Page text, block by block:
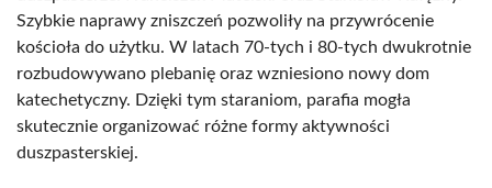
Szybkie naprawy zniszczeń pozwoliły na przywrócenie
kościoła do użytku. W latach 70-tych i 80-tych dwukrotnie
rozbudowywano plebanię oraz wzniesiono nowy dom
katechetyczny. Dzięki tym staraniom, parafia mogła
skutecznie organizować różne formy aktywności
duszpasterskiej.